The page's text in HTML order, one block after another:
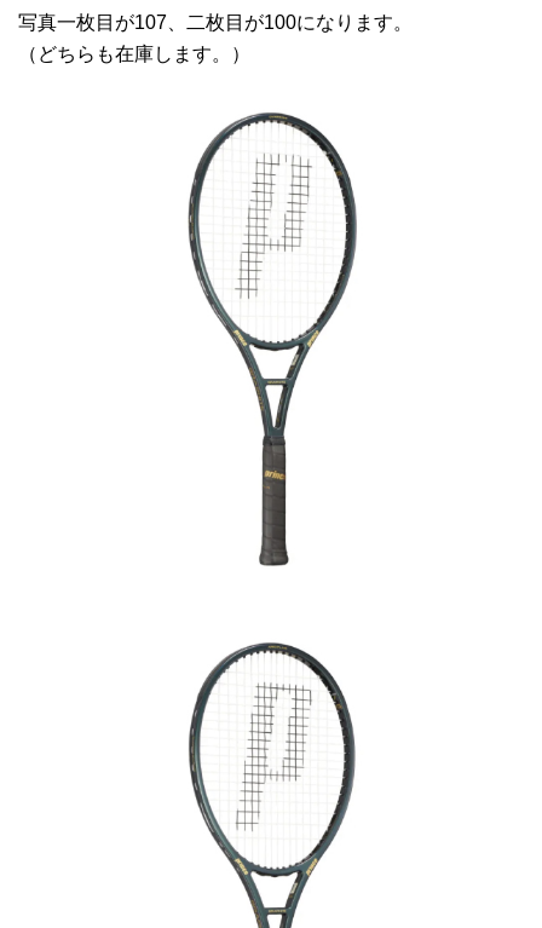
写真一枚目が107、二枚目が100になります。
（どちらも在庫します。）